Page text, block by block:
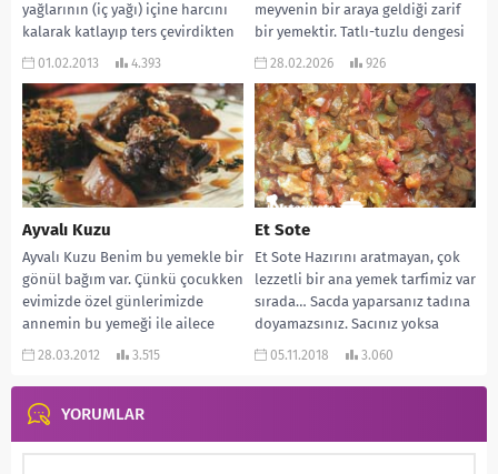
yağlarının (iç yağı) içine harcını
kalarak katlayıp ters çevirdikten
sonra üzerine süreceğiniz
01.02.2013 4.393
meyvenin bir araya geldiği zarif
bir yemektir. Tatlı-tuzlu dengesi
sayesinde hem şaşırtıcı...
28.02.2026 926
Ayvalı Kuzu
Ayvalı Kuzu Benim bu yemekle bir
gönül bağım var. Çünkü çocukken
evimizde özel günlerimizde
annemin bu yemeği ile ailece
şenlenirdik....
28.03.2012 3.515
Et Sote
Et Sote Hazırını aratmayan, çok
lezzetli bir ana yemek tarfimiz var
sırada… Sacda yaparsanız tadına
doyamazsınız. Sacınız yoksa
üzülmeyin. Teflon...
05.11.2018 3.060
YORUMLAR